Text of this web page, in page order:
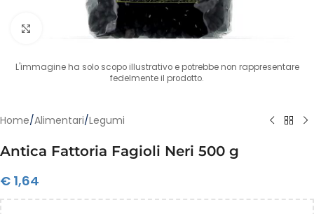
Clicca per ingrandire
L'immagine ha solo scopo illustrativo e potrebbe non rappresentare
fedelmente il prodotto.
Home/Alimentari/Legumi
Antica Fattoria Fagioli Neri 500 g
€ 1,64